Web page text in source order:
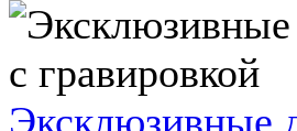
Эксклюзивные